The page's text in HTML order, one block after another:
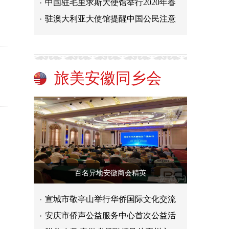
中国驻毛里求斯大使馆举行2020年春
驻澳大利亚大使馆提醒中国公民注意
旅美安徽同乡会
百名异地安徽商会精英
宣城市敬亭山举行华侨国际文化交流
安庆市侨声公益服务中心首次公益活